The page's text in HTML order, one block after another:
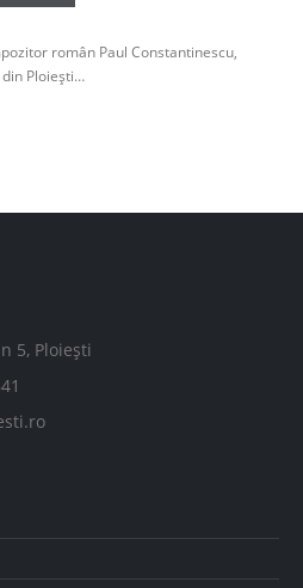
român Paul Constantinescu,
Ploiești…
5, Ploiești